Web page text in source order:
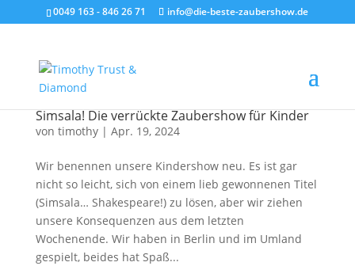
0049 163 - 846 26 71 info@die-beste-zaubershow.de
Simsala! Die verrückte Zaubershow für Kinder
von timothy| Apr. 19, 2024
Wir benennen unsere Kindershow neu. Es ist gar
nicht so leicht, sich von einem lieb gewonnenen Titel
(Simsala… Shakespeare!) zu lösen, aber wir ziehen
unsere Konsequenzen aus dem letzten
Wochenende. Wir haben in Berlin und im Umland
gespielt, beides hat Spaß...